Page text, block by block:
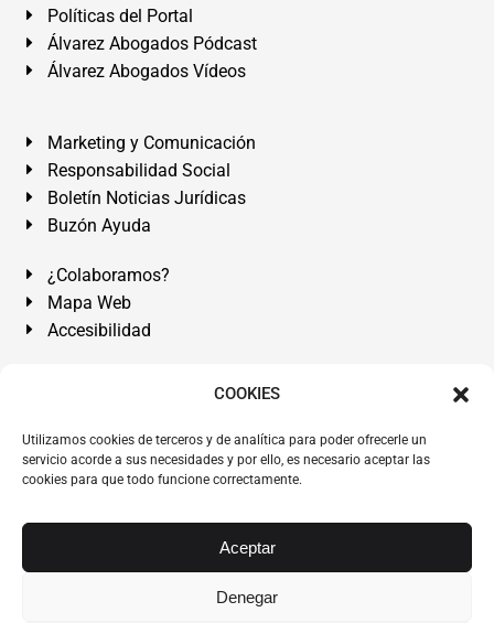
COOKIES
Utilizamos cookies de terceros y de analítica para poder ofrecerle un
servicio acorde a sus necesidades y por ello, es necesario aceptar las
cookies para que todo funcione correctamente.
Aceptar
Denegar
Políticas del Portal
Álvarez Abogados Pódcast
Álvarez Abogados Vídeos
Marketing y Comunicación
Responsabilidad Social
Boletín Noticias Jurídicas
Buzón Ayuda
¿Colaboramos?
Mapa Web
Accesibilidad
Álvarez Abogados Tenerife:Calle Teobaldo Power Nº 7,
de Tenerife. Islas Canarias.
Somos Abogados especialistas del Derecho desde 1954.
Tenerife Sur Mejores Abogados Tenerife
Abogados colegiados y ejercientes del ICATF.